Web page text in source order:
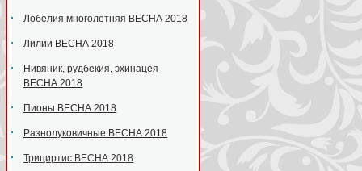
Лобелия многолетняя ВЕСНА 2018
Лилии ВЕСНА 2018
Нивяник, рудбекия, эхинацея
ВЕСНА 2018
Пионы ВЕСНА 2018
Разнолуковичные ВЕСНА 2018
Трициртис ВЕСНА 2018